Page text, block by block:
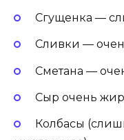
Сгущенка —
Сливки —
Сметана —
Сыр очень
Колбасы